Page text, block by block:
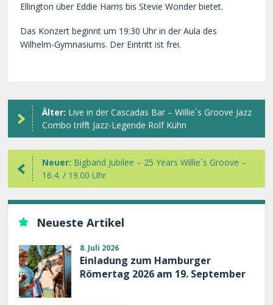
Ellington über Eddie Harris bis Stevie Wonder bietet.
Das Konzert beginnt um 19:30 Uhr in der Aula des
Wilhelm-Gymnasiums. Der Eintritt ist frei.
Älter: Live in der Cascadas Bar – Willie´s Groove Jazz
Combo trifft Jazz-Legende Rolf Kühn
Neuer: Bigband Jubilee – 25 Years Willie´s Groove –
16.4. / 19.00 Uhr
Neueste Artikel
8. Juli 2026
Einladung zum Hamburger
Römertag 2026 am 19. September